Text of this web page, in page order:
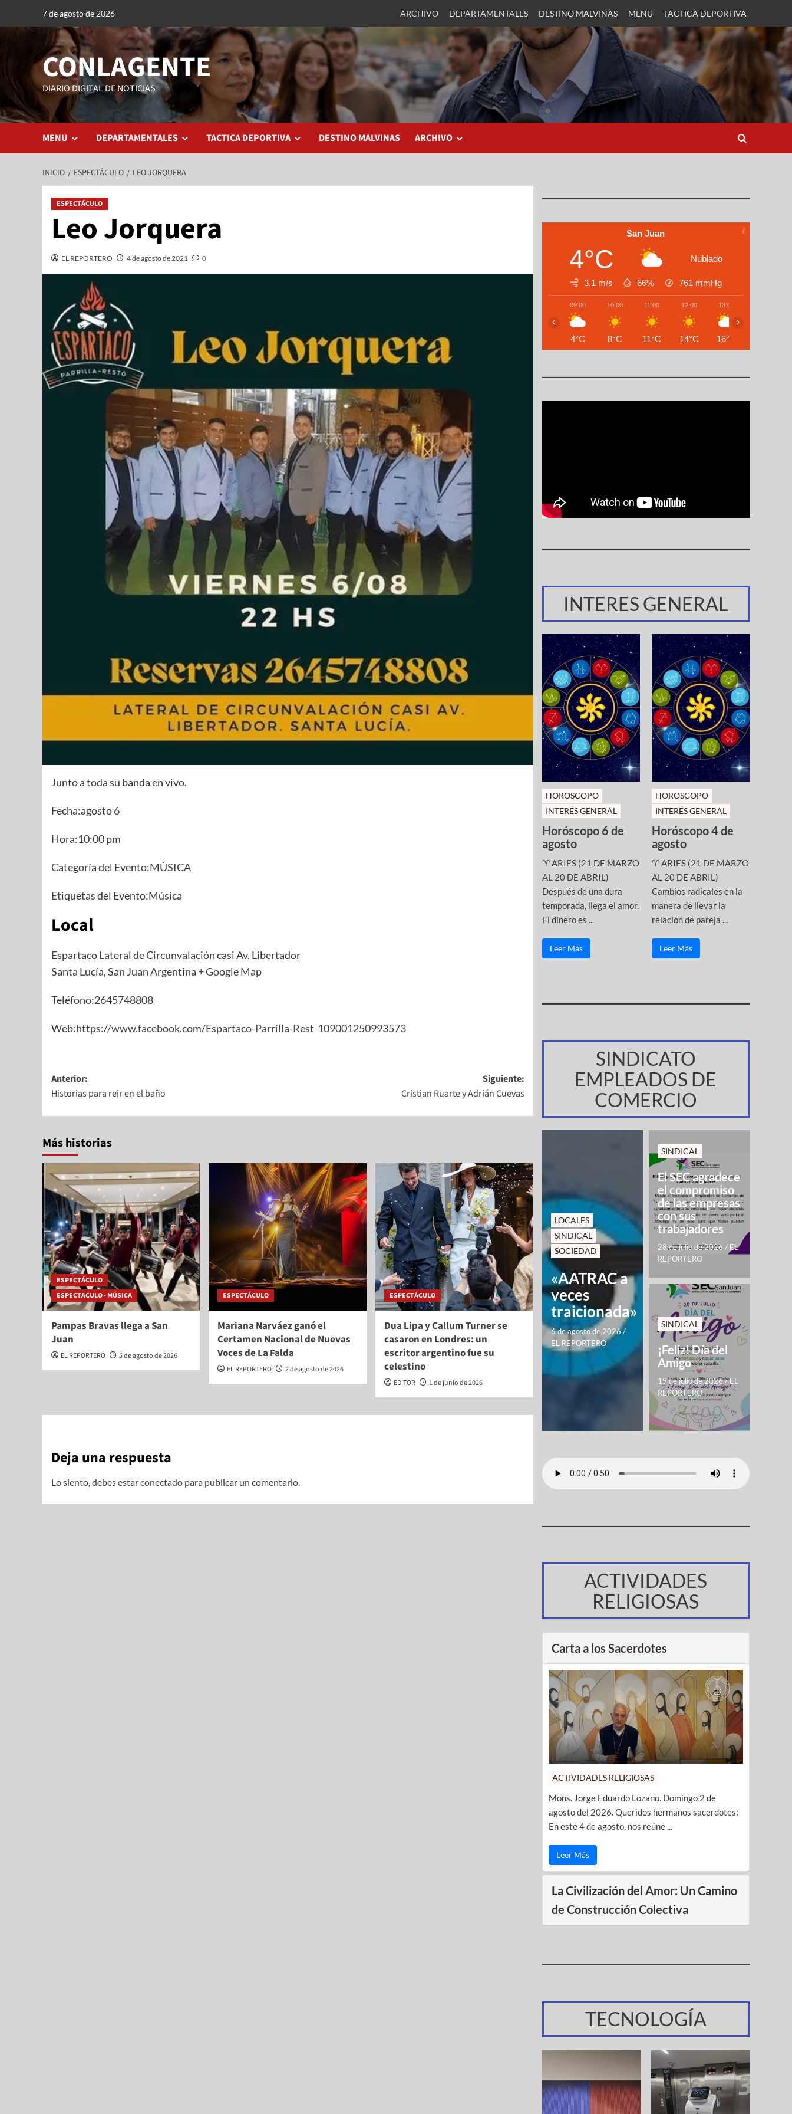
7 de agosto de 2026 ARCHIVO DEPARTAMENTALES DESTINO MALVINAS MENU TACTICA DEPORTIVA
CONLAGENTE
DIARIO DIGITAL DE NOTICIAS
MENU DEPARTAMENTALES TACTICA DEPORTIVA DESTINO MALVINAS ARCHIVO
INICIO ESPECTÁCULO LEO JORQUERA
ESPECTÁCULO
Leo Jorquera
EL REPORTERO 4 de agosto de 2021 0
Junto a toda su banda en vivo.
Fecha:agosto 6
Hora:10:00 pm
Categoría del Evento:MÚSICA
Etiquetas del Evento:Música
Local
Espartaco Lateral de Circunvalación casi Av. Libertador
Santa Lucía, San Juan Argentina + Google Map
Teléfono:2645748808
Web:https://www.facebook.com/Espartaco-Parrilla-Rest-109001250993573
Anterior:
Historias para reir en el baño
Siguiente:
Cristian Ruarte y Adrián Cuevas
Más historias
ESPECTÁCULO
ESPECTACULO - MÚSICA
Pampas Bravas llega a San
Juan
EL REPORTERO 5 de agosto de 2026
ESPECTÁCULO
Mariana Narváez ganó el
Certamen Nacional de Nuevas
Voces de La Falda
EL REPORTERO 2 de agosto de 2026
ESPECTÁCULO
Dua Lipa y Callum Turner se
casaron en Londres: un
escritor argentino fue su
celestino
EDITOR 1 de junio de 2026
Deja una respuesta
Lo siento, debes estarconectado para publicar un comentario.
San Juan
4°C Nublado
3.1 m/s 66% 761 mmHg
09:00
4°C
10:00
8°C
11:00
11°C
12:00
14°C
13:00
16°C
‹ ›
INTERES GENERAL
HOROSCOPO
INTERÉS GENERAL
Horóscopo 6 de
agosto
♈ ARIES (21 DE MARZO
AL 20 DE ABRIL)
Después de una dura
temporada, llega el amor.
El dinero es ...
Leer Más
HOROSCOPO
INTERÉS GENERAL
Horóscopo 4 de
agosto
♈ ARIES (21 DE MARZO
AL 20 DE ABRIL)
Cambios radicales en la
manera de llevar la
relación de pareja ...
Leer Más
SINDICATO
EMPLEADOS DE
COMERCIO
LOCALES
SINDICAL
SOCIEDAD
«AATRAC a
veces
traicionada»
6 de agosto de 2026/
EL REPORTERO
SINDICAL
El SEC agradece
el compromiso
de las empresas
con sus
trabajadores
28 de julio de 2026 / EL
REPORTERO
SINDICAL
¡Feliz! Día del
Amigo
19 de julio de 2026/EL
REPORTERO
ACTIVIDADES
RELIGIOSAS
Carta a los Sacerdotes
ACTIVIDADES RELIGIOSAS
Mons. Jorge Eduardo Lozano. Domingo 2 de
agosto del 2026. Queridos hermanos sacerdotes:
En este 4 de agosto, nos reúne ...
Leer Más
La Civilización del Amor: Un Camino
de Construcción Colectiva
TECNOLOGÍA